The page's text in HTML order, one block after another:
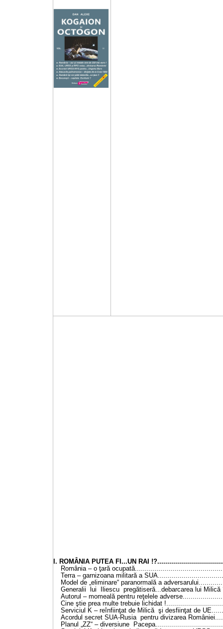
I. ROMÂNIA PUTEA FI...UN RAI
România – o ţară
Terra – garnizoana militară a
Model de „eliminare“ paranormală a
Generalii lui Iliescu pregătiseră...debarcarea lui
Autorul – momeală pentru reţelele
Cine ştie prea multe trebuie lichidat
Serviciul K – reînfiinţat de Milică şi desfiinţat de
Acordul secret SUA-Rusia pentru divizarea
Planul „ZZ“ – diversiune